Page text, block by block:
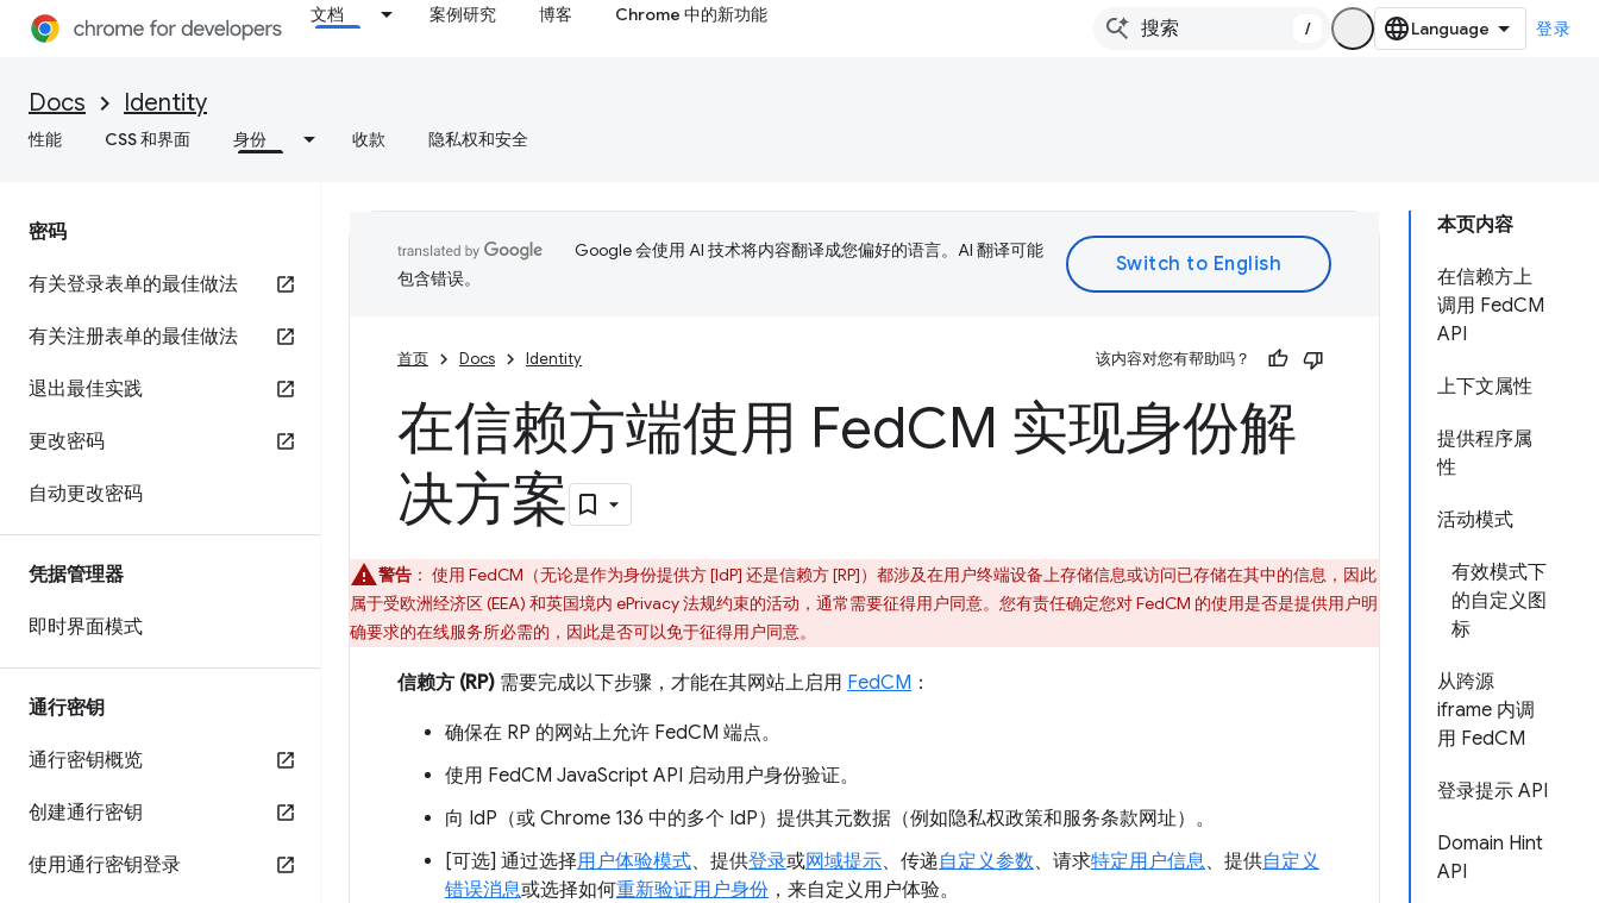
文档 案例研究 博客 Chrome 中的新功能
/ 登录
Docs Identity
性能 CSS 和界面 身份 收款 隐私权和安全
密码
有关登录表单的最佳做法
有关注册表单的最佳做法
退出最佳实践
更改密码
自动更改密码
凭据管理器
即时界面模式
通行密钥
通行密钥概览
创建通行密钥
使用通行密钥登录
本页内容
在信赖方上
调用 FedCM
API
上下文属性
提供程序属
性
活动模式
有效模式下
的自定义图
标
从跨源
iframe 内调
用 FedCM
登录提示 API
Domain Hint
API
Google 会使用 AI 技术将内容翻译成您偏好的语言。AI 翻译可能
包含错误。
首页 Docs Identity 该内容对您有帮助吗？
在信赖方端使用 FedCM 实现身份解
决方案
警告 ： 使用 FedCM（无论是作为身份提供方 [IdP] 还是信赖方 [RP]）都涉及在用户终端设备上存储信息或访问已存储在其中的信息，因此
属于受欧洲经济区 (EEA) 和英国境内 ePrivacy 法规约束的活动，通常需要征得用户同意。您有责任确定您对 FedCM 的使用是否是提供用户明
确要求的在线服务所必需的，因此是否可以免于征得用户同意。
信赖方 (RP) 需要完成以下步骤，才能在其网站上启用 FedCM ：
确保在 RP 的网站上允许 FedCM 端点。
使用 FedCM JavaScript API 启动用户身份验证。
向 IdP（或 Chrome 136 中的多个 IdP）提供其元数据（例如隐私权政策和服务条款网址）。
[可选] 通过选择用户体验模式、提供登录或网域提示、传递自定义参数、请求特定用户信息、提供自定义
错误消息或选择如何重新验证用户身份 ，来自定义用户体验。